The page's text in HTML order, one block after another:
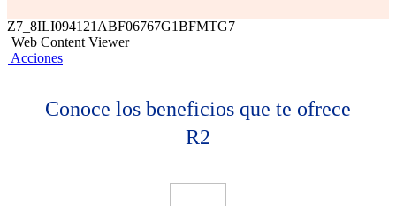
Z7_8ILI094121ABF06767G1BFMTG7
Web Content Viewer
Acciones
Conoce los beneficios que te ofrece
R2